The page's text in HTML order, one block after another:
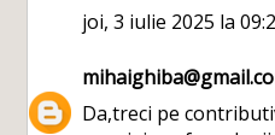
joi, 3 iulie 2025 la
Da,treci pe